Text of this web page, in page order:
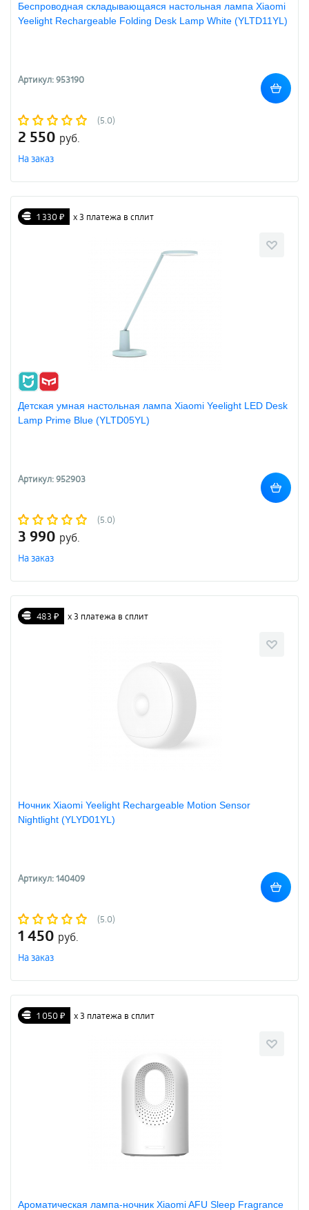
Беспроводная складывающаяся настольная лампа Xiaomi
Yeelight Rechargeable Folding Desk Lamp White (YLTD11YL)
Артикул: 953190
(5.0)
2 550 руб.
На заказ
1 330 ₽ х 3 платежа в сплит
Детская умная настольная лампа Xiaomi Yeelight LED Desk
Lamp Prime Blue (YLTD05YL)
Артикул: 952903
(5.0)
3 990 руб.
На заказ
483 ₽ х 3 платежа в сплит
Ночник Xiaomi Yeelight Rechargeable Motion Sensor
Nightlight (YLYD01YL)
Артикул: 140409
(5.0)
1 450 руб.
На заказ
1 050 ₽ х 3 платежа в сплит
Ароматическая лампа-ночник Xiaomi AFU Sleep Fragrance